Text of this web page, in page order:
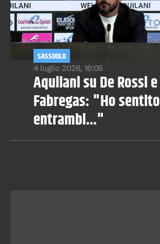
4 luglio 2026, 16:05
SASSUOLO
Aquilani su De Rossi e
Fabregas: "Ho sentito
entrambi..."